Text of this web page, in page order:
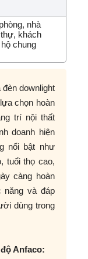
nhà
khách
chung
downlight
chọn hoàn
trí nội thất
doanh hiện
nổi bật như
tuổi thọ cao,
càng hoàn
năng và đáp
dùng trong
Anfaco: